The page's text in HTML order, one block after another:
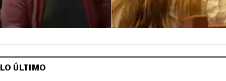
LO ÚLTIMO